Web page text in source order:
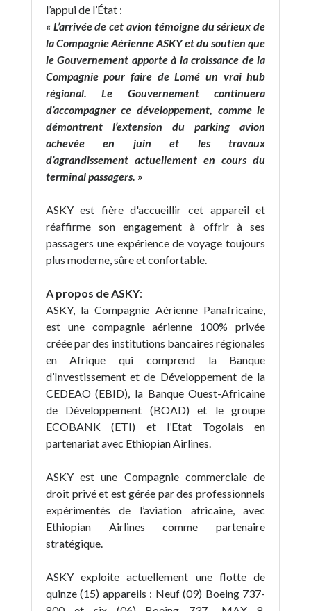
l’appui de l’État :
« L’arrivée de cet avion témoigne du sérieux de
la Compagnie Aérienne ASKY et du soutien que
le Gouvernement apporte à la croissance de la
Compagnie pour faire de Lomé un vrai hub
régional. Le Gouvernement continuera
d’accompagner ce développement, comme le
démontrent l’extension du parking avion
achevée en juin et les travaux
d’agrandissement actuellement en cours du
terminal passagers. »
ASKY est fière d'accueillir cet appareil et
réaffirme son engagement à offrir à ses
passagers une expérience de voyage toujours
plus moderne, sûre et confortable.
A propos de ASKY:
ASKY, la Compagnie Aérienne Panafricaine,
est une compagnie aérienne 100% privée
créée par des institutions bancaires régionales
en Afrique qui comprend la Banque
d’Investissement et de Développement de la
CEDEAO (EBID), la Banque Ouest-Africaine
de Développement (BOAD) et le groupe
ECOBANK (ETI) et l’Etat Togolais en
partenariat avec Ethiopian Airlines.
ASKY est une Compagnie commerciale de
droit privé et est gérée par des professionnels
expérimentés de l’aviation africaine, avec
Ethiopian Airlines comme partenaire
stratégique.
ASKY exploite actuellement une flotte de
quinze (15) appareils : Neuf (09) Boeing 737-